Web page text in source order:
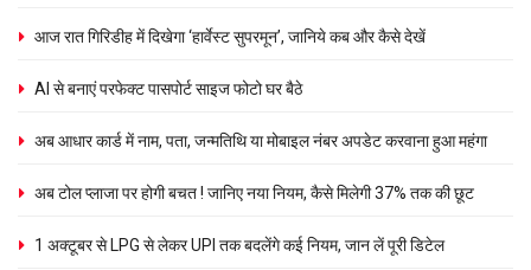
आज रात गिरिडीह में दिखेगा ‘हार्वेस्ट सुपरमून’, जानिये कब और कैसे देखें
AI से बनाएं परफेक्ट पासपोर्ट साइज फोटो घर बैठे
अब आधार कार्ड में नाम, पता, जन्मतिथि या मोबाइल नंबर अपडेट करवाना हुआ महंगा
अब टोल प्लाजा पर होगी बचत ! जानिए नया नियम, कैसे मिलेगी 37% तक की छूट
1 अक्टूबर से LPG से लेकर UPI तक बदलेंगे कई नियम, जान लें पूरी डिटेल